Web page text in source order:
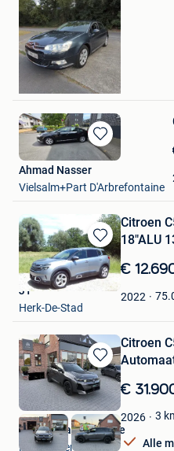
Mijn
Favorieten
M-G-CARS
Bewaren
in
Mijn
Favorieten
Ahmad Nasser
Vielsalm+Part D'Arbrefontaine
Bewaren
in
Mijn
Favorieten
Citroen
18"ALU
€
2022
JT
Herk-De-Stad
Bewaren
in
Mijn
Favorieten
Citroen
€
2026 3
Alle
Garage Vandenborne
Nieuwerkerken